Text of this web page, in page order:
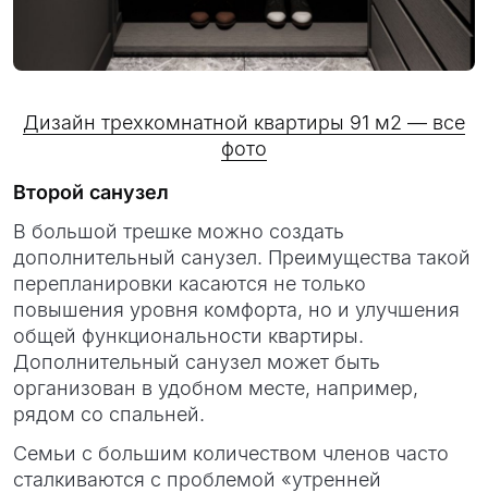
Дизайн трехкомнатной квартиры 91 м2 — все
фото
Второй санузел
В большой трешке можно создать
дополнительный санузел. Преимущества такой
перепланировки касаются не только
повышения уровня комфорта, но и улучшения
общей функциональности квартиры.
Дополнительный санузел может быть
организован в удобном месте, например,
рядом со спальней.
Семьи с большим количеством членов часто
сталкиваются с проблемой «утренней